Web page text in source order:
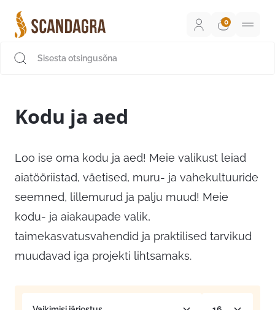
sisu
juurde
Kodu ja aed
Loo ise oma kodu ja aed! Meie valikust leiad
aiatööriistad, väetised, muru- ja vahekultuuride
seemned, lillemurud ja palju muud! Meie
kodu- ja aiakaupade valik,
taimekasvatusvahendid ja praktilised tarvikud
muudavad iga projekti lihtsamaks.